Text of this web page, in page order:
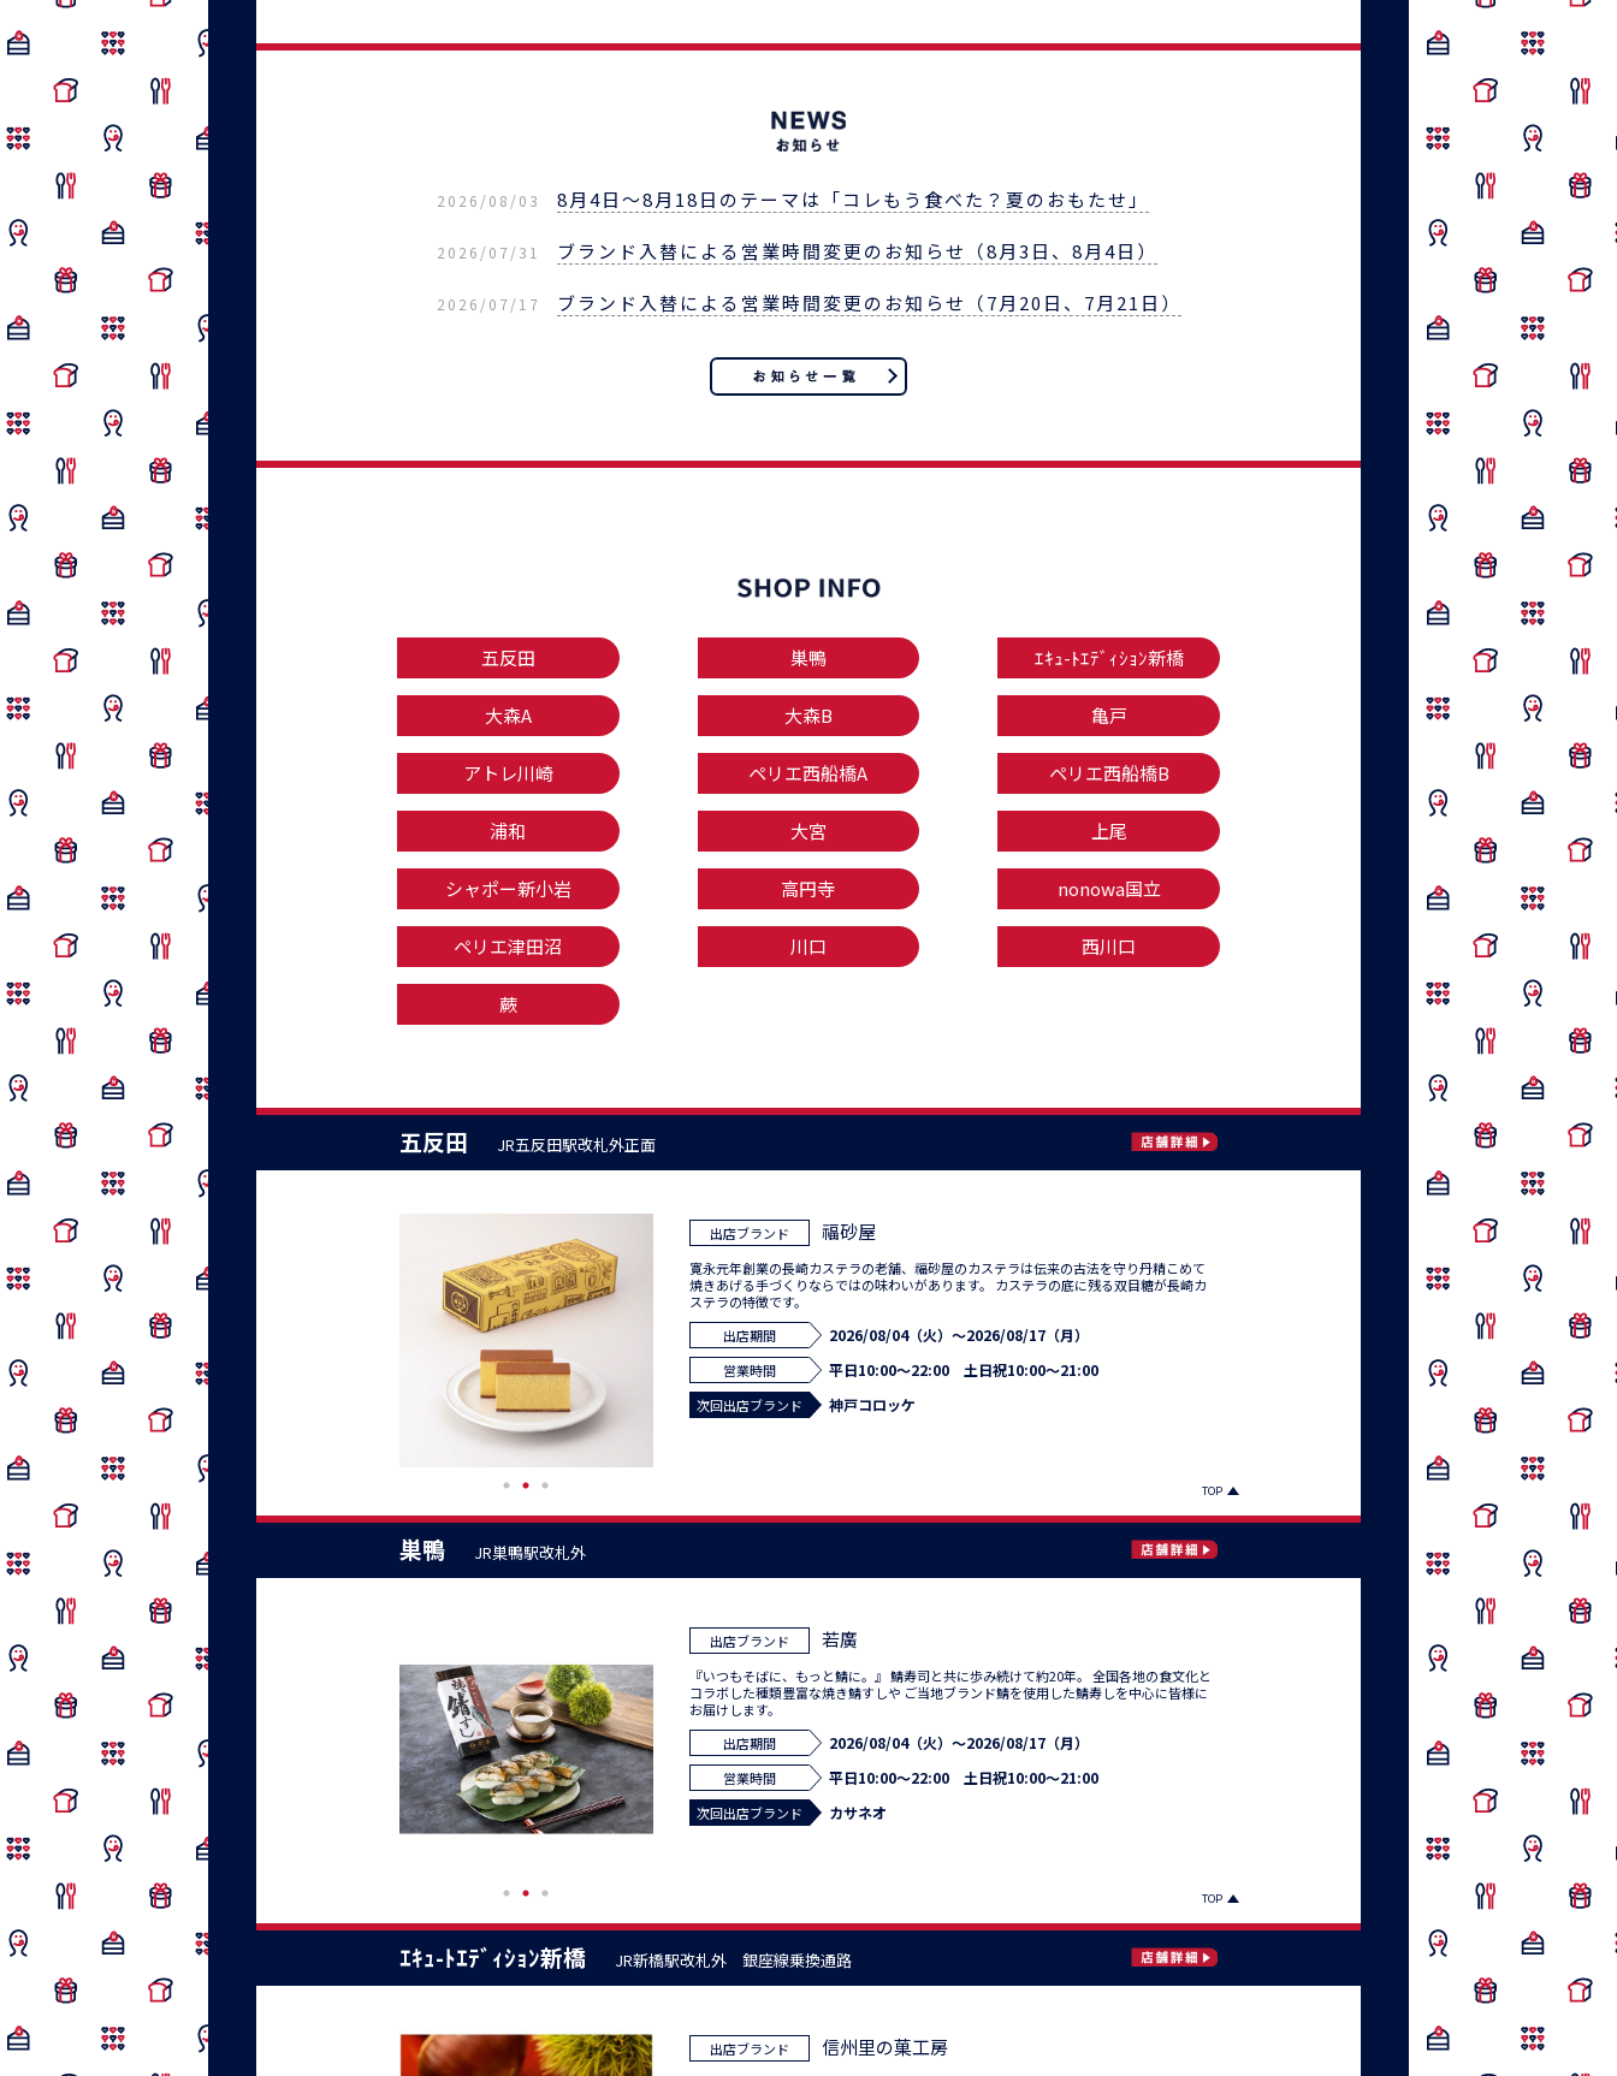
2026/08/03 8月4日～8月18日のテーマは「コレもう食べた？夏のおもたせ」
2026/07/31 ブランド入替による営業時間変更のお知らせ（8月3日、8月4日）
2026/07/17 ブランド入替による営業時間変更のお知らせ（7月20日、7月21日）
五反田 巣鴨 ｴｷｭ-ﾄｴﾃﾞｨｼｮﾝ新橋
大森A 大森B 亀戸
アトレ川崎 ペリエ西船橋A ペリエ西船橋B
浦和 大宮 上尾
シャポー新小岩 高円寺 nonowa国立
ペリエ津田沼 川口 西川口
蕨
五反田 JR五反田駅改札外正面
出店ブランド 福砂屋
寛永元年創業の長崎カステラの老舗、福砂屋のカステラは伝来の古法を守り丹精こめて
焼きあげる手づくりならではの味わいがあります。 カステラの底に残る双目糖が長崎カ
ステラの特徴です。
出店期間
2026/08/04（火）～2026/08/17（月）
営業時間 平日10:00～22:00 土日祝10:00～21:00
次回出店ブランド 神戸コロッケ
TOP
巣鴨 JR巣鴨駅改札外
出店ブランド 若廣
『いつもそばに、もっと鯖に。』 鯖寿司と共に歩み続けて約20年。 全国各地の食文化と
コラボした種類豊富な焼き鯖すしや ご当地ブランド鯖を使用した鯖寿しを中心に皆様に
お届けします。
出店期間
2026/08/04（火）～2026/08/17（月）
営業時間 平日10:00～22:00 土日祝10:00～21:00
次回出店ブランド カサネオ
TOP
ｴｷｭ-ﾄｴﾃﾞｨｼｮﾝ新橋 JR新橋駅改札外 銀座線乗換通路
出店ブランド 信州里の菓工房